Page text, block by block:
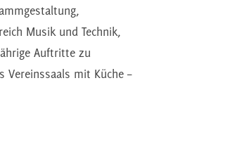
Musik und Technik,
Auftritte zu
Vereinssaals mit Küche –